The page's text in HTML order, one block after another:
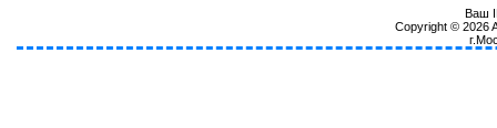
Ваш
Copyright © 2026